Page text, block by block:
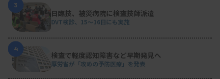
3
日臨技、被災病院に検査技師派遣
DVT検診、15～16日にも実施
4
検査で軽度認知障害など早期発見へ
厚労省が「攻めの予防医療」を発表